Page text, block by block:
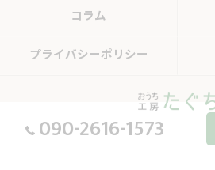
090-2616-1573
コラム
プライバシーポリシー
© 2026 岐阜県中津川のリフォームならおうち工房